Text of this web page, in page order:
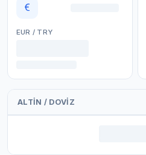
EUR / TRY
ALTIN / DOVIZ